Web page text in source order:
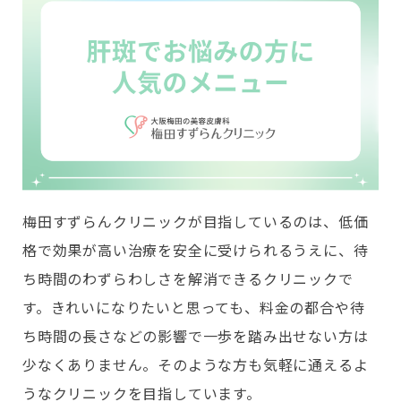
梅田すずらんクリニックが目指しているのは、低価
格で効果が高い治療を安全に受けられるうえに、待
ち時間のわずらわしさを解消できるクリニックで
す。きれいになりたいと思っても、料金の都合や待
ち時間の長さなどの影響で一歩を踏み出せない方は
少なくありません。そのような方も気軽に通えるよ
うなクリニックを目指しています。